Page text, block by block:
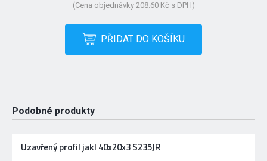
(Cena objednávky 208.60 Kč s DPH)
PŘIDAT DO KOŠÍKU
Podobné produkty
Uzavřený profil jakl 40x20x3 S235JR